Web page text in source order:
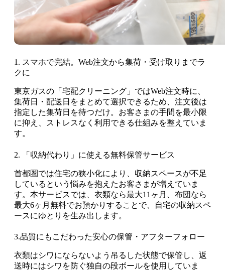
1. スマホで完結。Web注文から集荷・受け取りまでラ
クに
東京ガスの「宅配クリーニング」ではWeb注文時に、
集荷日・配送日をまとめて選択できるため、注文後は
指定した集荷日を待つだけ。お客さまの手間を最小限
に抑え、ストレスなく利用できる仕組みを整えていま
す。
2. 「収納代わり」に使える無料保管サービス
首都圏では住宅の狭小化により、収納スペースが不足
しているという悩みを抱えたお客さまが増えていま
す。本サービスでは、衣類なら最大11ヶ月、布団なら
最大6ヶ月無料でお預かりすることで、自宅の収納スペ
ースにゆとりを生み出します。
3.品質にもこだわった安心の保管・アフターフォロー
衣類はシワにならないよう吊るした状態で保管し、返
送時にはシワを防ぐ独自の段ボールを使用していま